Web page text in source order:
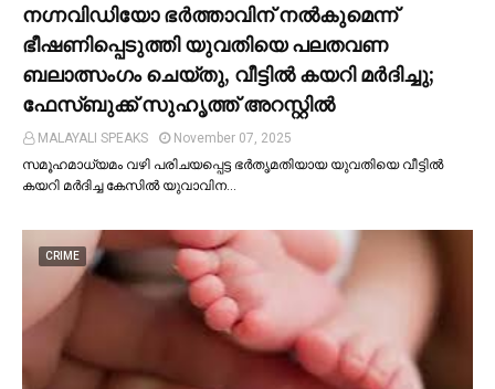
നഗ്നവിഡിയോ ഭര്‍ത്താവിന് നല്‍കുമെന്ന്
ഭീഷണിപ്പെടുത്തി യുവതിയെ പലതവണ
ബലാത്സംഗം ചെയ്തു, വീട്ടില്‍ കയറി മര്‍ദിച്ചു;
ഫേസ്ബുക്ക് സുഹൃത്ത് അറസ്റ്റില്‍
MALAYALI SPEAKS
November 07, 2025
സമൂഹമാധ്യമം വഴി പരിചയപ്പെട്ട ഭർതൃമതിയായ യുവതിയെ വീട്ടില്‍
കയറി മർദിച്ച കേസില്‍ യുവാവിന…
CRIME